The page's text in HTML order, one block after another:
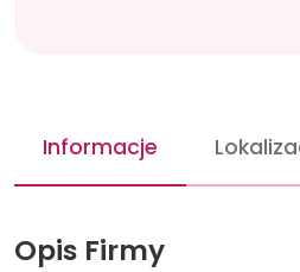
Informacje
Opis Firmy